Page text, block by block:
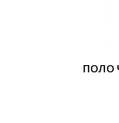
ПОЛО